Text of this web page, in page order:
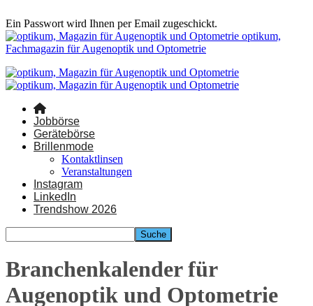
Ein Passwort wird Ihnen per Email zugeschickt.
optikum,
Fachmagazin für Augenoptik und Optometrie
Jobbörse
Gerätebörse
Brillenmode
Kontaktlinsen
Veranstaltungen
Instagram
LinkedIn
Trendshow 2026
Branchenkalender für
Augenoptik und Optometrie